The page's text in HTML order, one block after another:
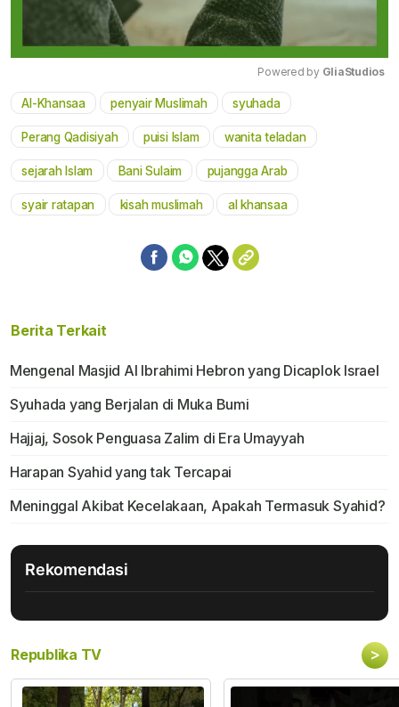
Powered by GliaStudios
Al-Khansaa penyair Muslimah syuhada
Perang Qadisiyah puisi Islam wanita teladan
sejarah Islam Bani Sulaim pujangga Arab
syair ratapan kisah muslimah al khansaa
Berita Terkait
Mengenal Masjid Al Ibrahimi Hebron yang Dicaplok Israel
Syuhada yang Berjalan di Muka Bumi
Hajjaj, Sosok Penguasa Zalim di Era Umayyah
Harapan Syahid yang tak Tercapai
Meninggal Akibat Kecelakaan, Apakah Termasuk Syahid?
Rekomendasi
Republika TV >